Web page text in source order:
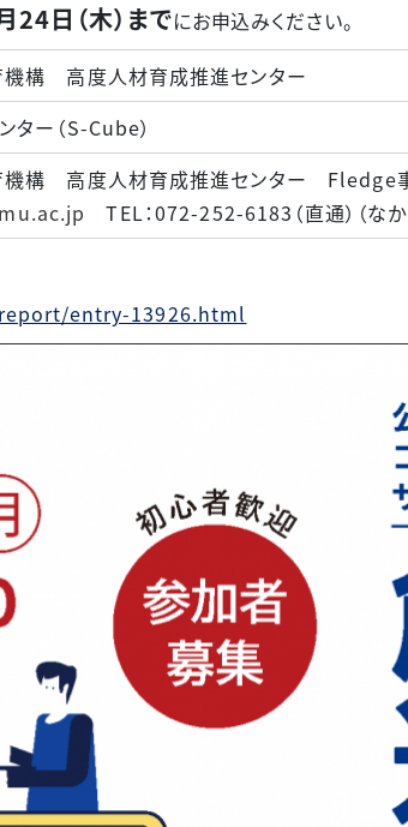
24日 （木）までにお申込みください。
構 高度人材育成推進センター
ー（S-Cube）
構 高度人材育成推進センター Fledge
TEL：072-252-6183（直通）（なか
entry-13926.html